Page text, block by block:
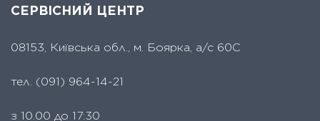
СЕРВІСНИЙ ЦЕНТР
08153, Київська обл., м. Боярка, а/с 60С
тел. (091) 964-14-21
з 10.00 до 17:30